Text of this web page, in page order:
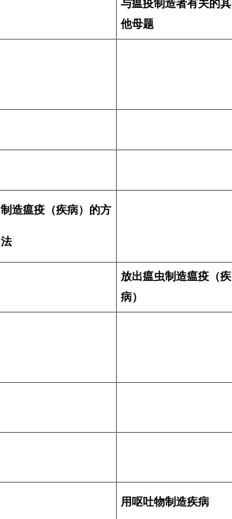
与瘟疫制造者有关的其
他母题
制造瘟疫（疾病）的方
法
放出瘟虫制造瘟疫（疾
病）
用呕吐物制造疾病